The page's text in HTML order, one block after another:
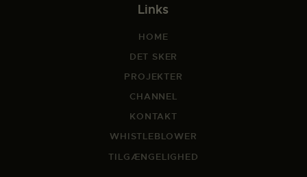
Links
HOME
DET SKER
PROJEKTER
CHANNEL
KONTAKT
WHISTLEBLOWER
TILGÆNGELIGHED